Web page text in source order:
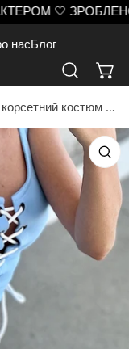
🤍 ЗРОБЛЕНО В
насБлог
Жіночий корсетний костюм Lacy Short блакитний